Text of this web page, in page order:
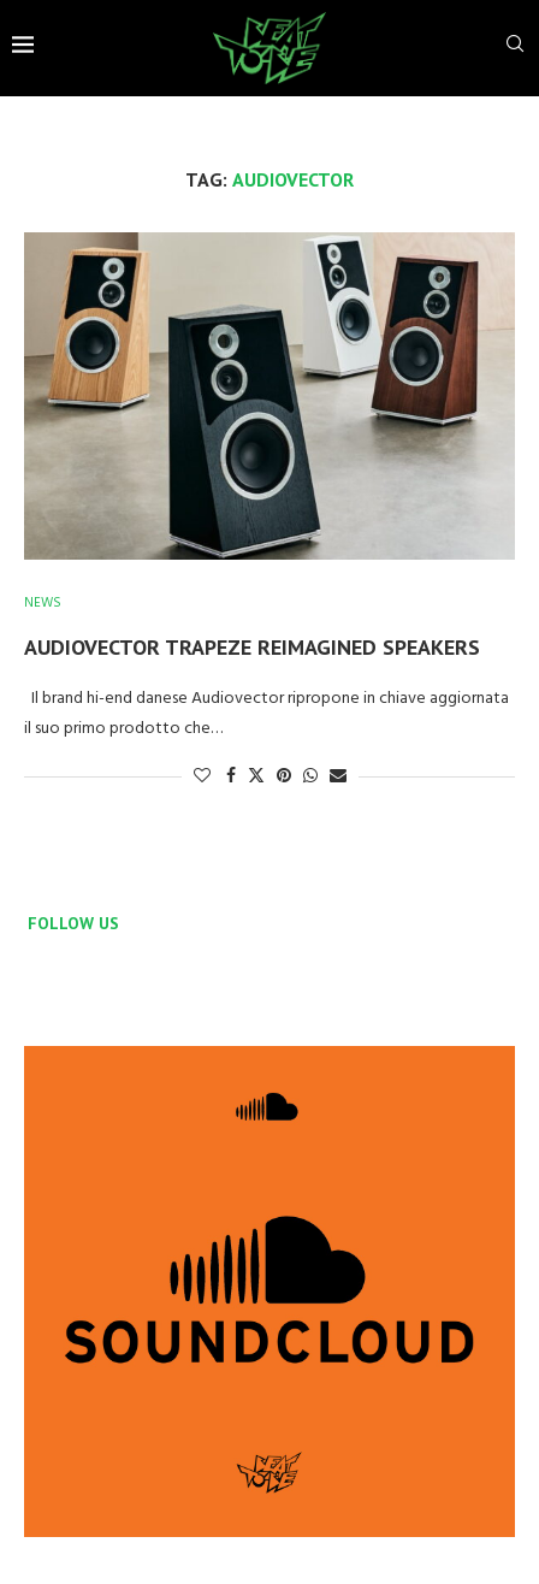
TAG: AUDIOVECTOR
NEWS
AUDIOVECTOR TRAPEZE REIMAGINED SPEAKERS
Il brand hi-end danese Audiovector ripropone in chiave aggiornata
il suo primo prodotto che…
FOLLOW US